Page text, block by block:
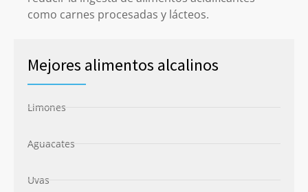
como carnes procesadas y lácteos.
Mejores alimentos alcalinos
Limones
Aguacates
Uvas